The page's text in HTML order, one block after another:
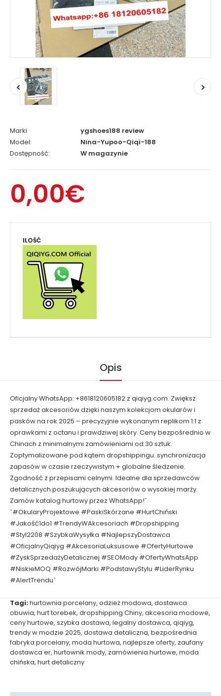
Marki
ygshoes188 review
Model:
Nina-Yupoo-Qiqi-188
Dostępność:
W magazynie
0,00€
ILOŚĆ
Opis
Oficjalny WhatsApp: +8618120605182 z qiqiyg.com. Zwiększ
sprzedaż akcesoriów dzięki naszym kolekcjom okularów i
pasków na rok 2025 – precyzyjnie wykonanym replikom 1:1 z
oprawkami z octanu i prawdziwej skóry. Ceny bezpośrednio w
Chinach z minimalnymi zamówieniami od 30 sztuk.
Zoptymalizowane pod kątem dropshippingu: synchronizacja
zapasów w czasie rzeczywistym + globalne śledzenie.
Zgodność z przepisami celnymi. Idealne dla sprzedawców
detalicznych poszukujących akcesoriów o wysokiej marży.
Zamów katalog hurtowy przez WhatsApp!`
`#OkularyProjektowe #PaskiSkórzane #HurtChiński
#Jakość1do1 #TrendyWAkcesoriach #Dropshipping
#Styl2208 #SzybkaWysyłka #NajlepszyDostawca
#OficjalnyQiqiyg #AkcesoriaLuksusowe #OfertyHurtowe
#ZyskSprzedażyDetalicznej #SEOMody #OfertyWhatsApp
#NiskieMOQ #RozwójMarki #PodstawyStylu #LiderRynku
#AlertTrendu`
Tagi:hurtownia porcelany, odzież modowa, dostawca
obuwia, hurt torebek, dropshipping Chiny, akcesoria modowe,
ceny hurtowe, szybka dostawa, legalny dostawca, qiqiyg,
trendy w modzie 2025, dostawa detaliczna, bezpośrednia
fabryka porcelany, moda hurtowa, najlepsze oferty, zaufany
dostawca er, hurtownik mody, zamówienia hurtowe, moda
chińska, hurt detaliczny